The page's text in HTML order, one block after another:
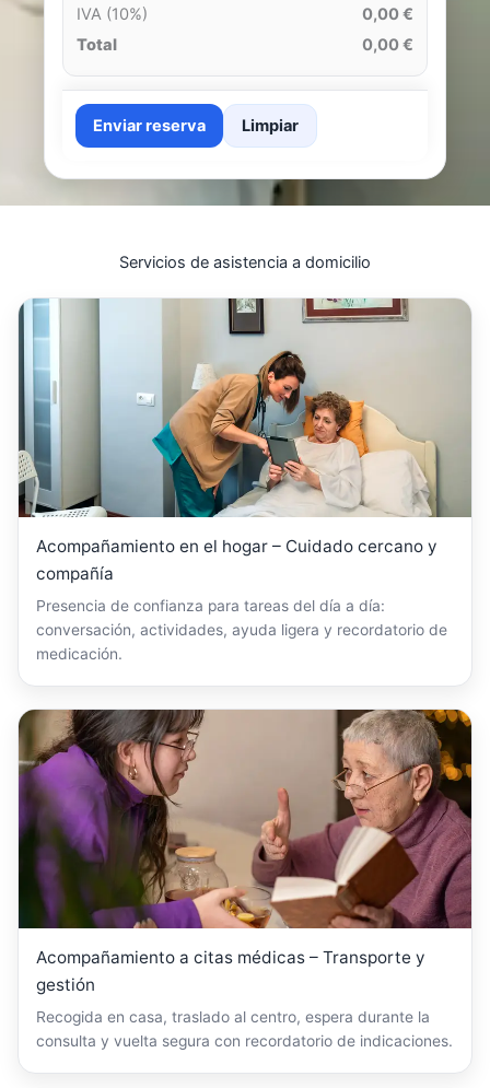
IVA (10%)
0,00 €
Total
0,00 €
Enviar reserva Limpiar
Servicios de asistencia a domicilio
Acompañamiento en el hogar – Cuidado cercano y
compañía
Presencia de confianza para tareas del día a día:
conversación, actividades, ayuda ligera y recordatorio de
medicación.
Acompañamiento a citas médicas – Transporte y
gestión
Recogida en casa, traslado al centro, espera durante la
consulta y vuelta segura con recordatorio de indicaciones.